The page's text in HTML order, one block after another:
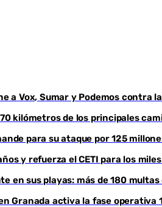
a Vox, Sumar y Podemos contra
kilómetros de los principales
para su ataque por 125
y refuerza el CETI para los
en sus playas: más de 180
Granada activa la fase